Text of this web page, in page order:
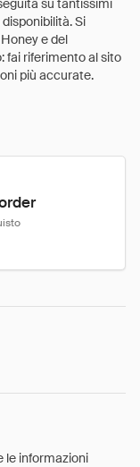
le informazioni